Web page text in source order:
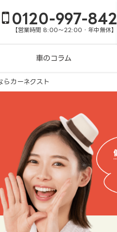
0120-997-842
【営業時間 8:00～22:00・年中無休】
車のコラム
らカーネクスト